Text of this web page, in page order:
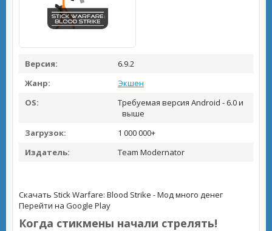
Версия:
6.9.2
Жанр:
Экшен
OS:
Требуемая версия Android - 6.0 и
выше
Загрузок:
1 000 000+
Издатель:
Team Modernator
Скачать Stick Warfare: Blood Strike - Мод много денег
Перейти на Google Play
Когда стикмены начали стрелять!